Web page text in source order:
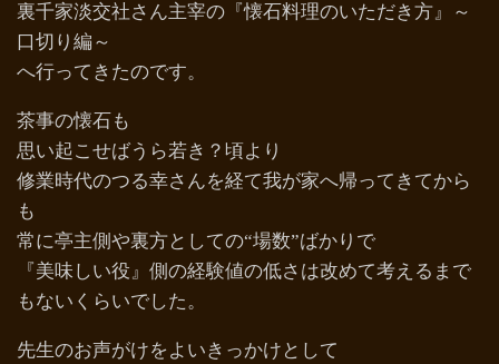
裏千家淡交社さん主宰の『懐石料理のいただき方』～
口切り編～
へ行ってきたのです。
茶事の懐石も
思い起こせばうら若き？頃より
修業時代のつる幸さんを経て我が家へ帰ってきてから
も
常に亭主側や裏方としての“場数”ばかりで
『美味しい役』側の経験値の低さは改めて考えるまで
もないくらいでした。
先生のお声がけをよいきっかけとして